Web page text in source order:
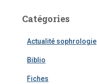
Catégories
Actualité sophrologie
Biblio
Fiches